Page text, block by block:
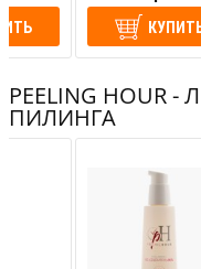
PEELING
ПИЛИНГА